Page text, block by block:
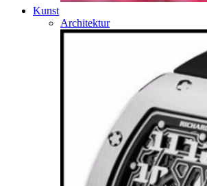
Kunst
Architektur